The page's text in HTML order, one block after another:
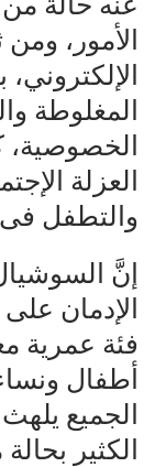
الأمور،
المغلوطة
العزلة
والتطفل فى
إنَّ
الإدمان
فئة عمرية
أطفال
الجميع
الكثير